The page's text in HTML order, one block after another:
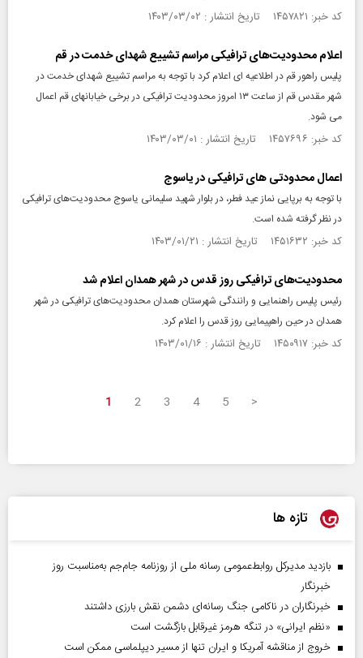
کد خبر: ۱۴۵۷۸۲۱ تاریخ انتشار : ۱۴۰۳/۰۳/۰۲
اعلام محدودیت‌های ترافیکی مراسم تشییع شهدای خدمت در قم
پلیس راهور قم در اطلاعیه ای اعلام کرد با توجه به مراسم تشییع شهدای خدمت در
شهر مقدس قم از ساعت ۱۳ امروز محدودیت ترافیکی در برخی خیابانهای قم اعمال
می شود.
کد خبر: ۱۴۵۷۶۹۶ تاریخ انتشار : ۱۴۰۳/۰۳/۰۱
اعمال محدودتی های ترافیکی در یاسوج
با توجه به برپایی نماز عید فطر، در بلوار شهید سلیمانی یاسوج محدودیت‌های ترافیکی
در نظر گرفته شده است.
کد خبر: ۱۴۵۱۶۳۲ تاریخ انتشار : ۱۴۰۳/۰۱/۲۱
محدودیت‌های ترافیکی روز قدس در شهر همدان اعلام شد
رئیس پلیس راهنمایی و رانندگی شهرستان همدان محدودیت‌های ترافیکی در شهر
همدان در حین راهپیمایی روز قدس را اعلام کرد.
کد خبر: ۱۴۵۰۹۱۷ تاریخ انتشار : ۱۴۰۳/۰۱/۱۶
1 2 3 4 5 >
تازه ها
بازدید مدیرکل روابط‌عمومی رسانه ملی از روزنامه جام‌جم به‌مناسبت روز
خبرنگار
خبرنگاران در ناکامی جنگ رسانه‌ای دشمن نقش بارزی داشتند
«نظم ایرانی» در تنگه هرمز غیرقابل بازگشت است
خروج از مناقشه آمریکا و ایران تنها از مسیر دیپلماسی ممکن است